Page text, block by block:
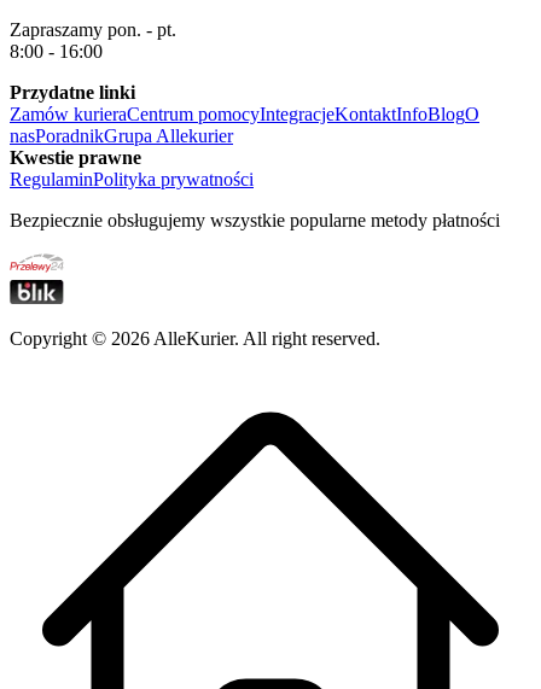
Zapraszamy pon. - pt.
8:00 - 16:00
Przydatne linki
Zamów kurieraCentrum pomocyIntegracjeKontaktInfoBlogO
nasPoradnikGrupa Allekurier
Kwestie prawne
RegulaminPolityka prywatności
Bezpiecznie obsługujemy wszystkie popularne metody płatności
Copyright © 2026 AlleKurier. All right reserved.